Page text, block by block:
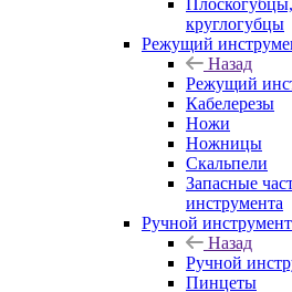
круглогубцы
Режущий
Назад
Режущий
Кабелерезы
Ножи
Ножницы
Скальпели
Запасные
инструмента
Ручной инструмент
Назад
Ручной
Пинцеты